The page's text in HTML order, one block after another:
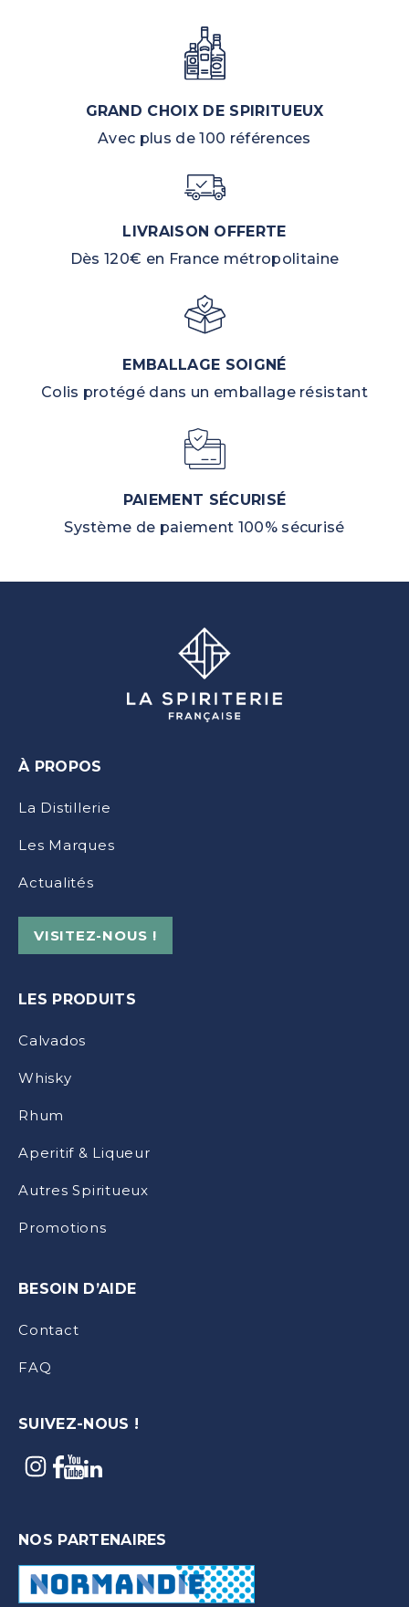
GRAND CHOIX DE SPIRITUEUX
Avec plus de 100 références
LIVRAISON OFFERTE
Dès 120€ en France métropolitaine
EMBALLAGE SOIGNÉ
Colis protégé dans un emballage résistant
PAIEMENT SÉCURISÉ
Système de paiement 100% sécurisé
À PROPOS
La Distillerie
Les Marques
Actualités
VISITEZ-NOUS !
LES PRODUITS
Calvados
Whisky
Rhum
Aperitif & Liqueur
Autres Spiritueux
Promotions
BESOIN D’AIDE
Contact
FAQ
SUIVEZ-NOUS !
NOS PARTENAIRES